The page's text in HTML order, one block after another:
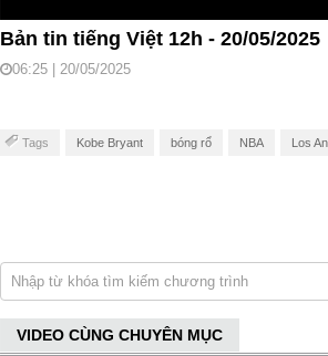
Bản tin tiếng Việt 12h - 20/05/2025
06:25 | 20/05/2025
Tags Kobe Bryant bóng rổ NBA Los
VIDEO CÙNG CHUYÊN MỤC